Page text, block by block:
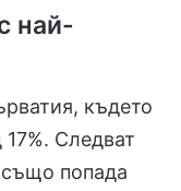
най-
където
Следват
също попада